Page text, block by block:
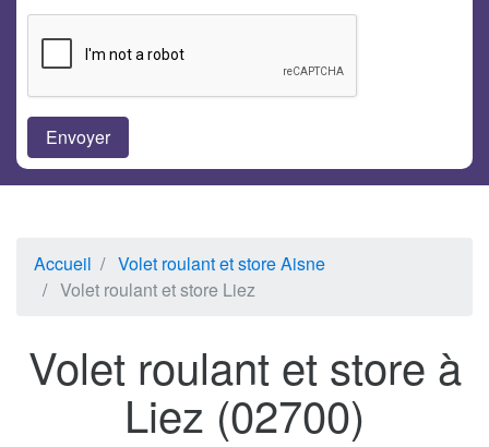
Accueil
Volet roulant et store Aisne
Volet roulant et store Liez
Volet roulant et store à
Liez (02700)